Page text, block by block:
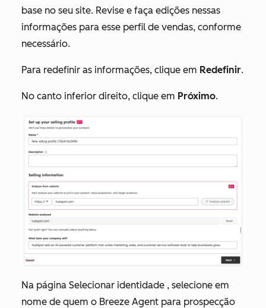
base no seu site. Revise e faça edições nessas
informações para esse perfil de vendas, conforme
necessário.
Para redefinir as informações, clique em Redefinir.
No canto inferior direito, clique em Próximo.
Na página Selecionar identidade , selecione em
nome de quem o Breeze Agent para prospecção